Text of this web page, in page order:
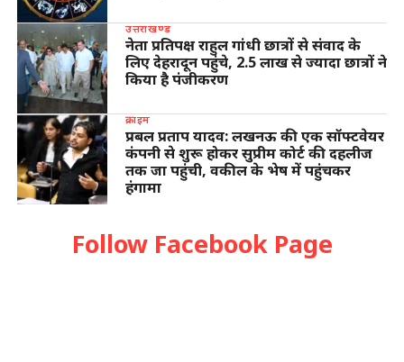
उत्तराखण्ड
नेता प्रतिपक्ष राहुल गांधी छात्रों से संवाद के
लिए देहरादून पहुंचे, 2.5 लाख से ज्यादा छात्रों ने
किया है पंजीकरण
क्राइम
प्रबल प्रताप यादव: लखनऊ की एक सॉफ्टवेयर
कंपनी से शुरू होकर सुप्रीम कोर्ट की दहलीज
तक जा पहुंची, वकील के भेष में पहुंचकर
हंगामा
Follow Facebook Page